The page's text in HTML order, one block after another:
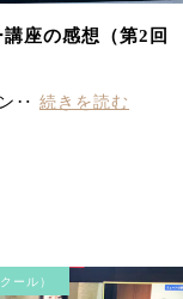
座の感想（第2回
‥ 続きを読む
ール）